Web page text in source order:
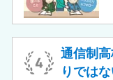
通信制
りでは